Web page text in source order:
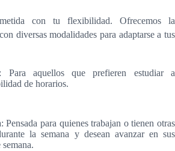
con tu flexibilidad. Ofrecemos la
diversas modalidades para adaptarse a tus
Para aquellos que prefieren estudiar a
de horarios.
Pensada para quienes trabajan o tienen otras
la semana y desean avanzar en sus